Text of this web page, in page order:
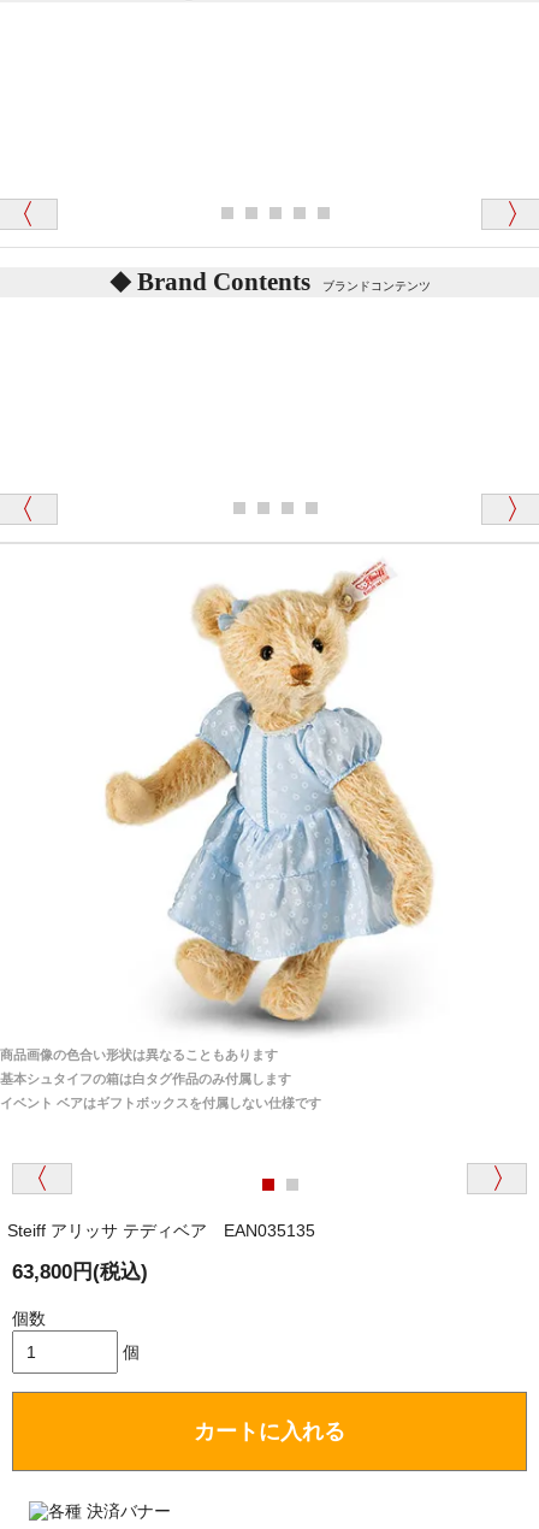
体をねかせたりおこしたりすると「グーグー」と鳴く
記載しておりますので、ぜひ探してみてください。
ディベアがいます。
「スクエーカー内蔵」と記載しておりますので、ぜひ
探してみてください。
シュタイフ社製品の実物を見ることはできますか？
当店はネット販売ですので実物をお見せすることが
海外からのお取り寄せと言うことですが、商品はきち
んと届きますか？
ご安心ください！商品は確実にお届けします。
商品は直接海外から届くのですか。受取の際、関税な
どはかかりますか？
商品は全て当店へ入荷させたのち欠品を行いお客様
関税はすべて当店にて処理しますのでお客様のご負担
は一切ありません。
商品が届くまでにはどのくらいの期間がかかります
か？
国内で一度検品をしますので、決済確認後、２～４
週間でのお届けとなります。
（稀に、通関手続き等に時間がかかり、納期が遅れる
ます。）
注文のキャンセルは可能ですか？
お取り寄せ商品となっておりますため、仕入先へ発
「商品説明が細やかで丁寧であったことです」
「前に買ったことがあったお店でしたので」
千葉県 U・Y 様 （女性）
「ChatGPTを利用したところ「くまの小屋」さ
んを紹介され…」
埼玉県 S・W 様
「送られる際にメールなどで届けて頂きとても
安心感がありました」
大阪府 Y・W 様 （男性）
「取り扱っているNetショップで一番信用出来
兵庫県 A・K 様 （女性）
「ベアちゃんの紹介分が丁寧に書かれていたこ
き、対応に誠実さを感じました」
Brand Contents ブランドコンテンツ
商品画像の色合い形状は異なることもあります
基本シュタイフの箱は白タグ作品のみ付属します
イベント ベアはギフトボックスを付属しない仕様です
Steiff アリッサ テディベア EAN035135
63,800円(税込)
個数
個
カートに入れる